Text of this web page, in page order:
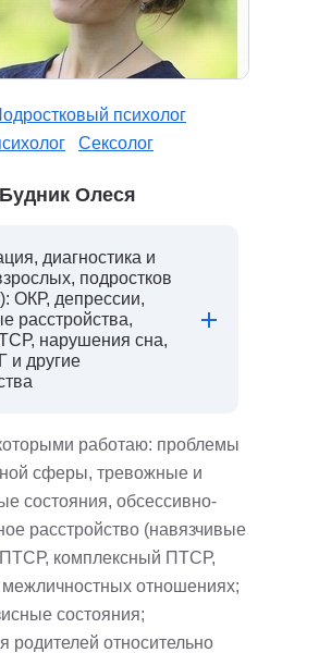
психолог
Сексолог
Олеся
диагностика и
подростков
ОКР, депрессии,
расстройства,
нарушения сна,
и другие
работаю: проблемы
сферы, тревожные и
состояния, обсессивно-
расстройство (навязчивые
ПТСР, комплексный ПТСР,
отношениях;
состояния;
родителей относительно